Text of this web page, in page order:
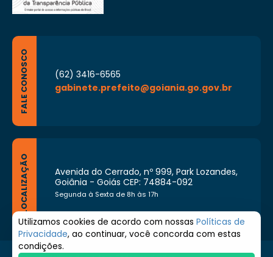
FALE CONOSCO
(62) 3416-6565
gabinete.prefeito@goiania.go.gov.br
LOCALIZAÇÃO
Avenida do Cerrado, nº 999, Park Lozandes,
Goiânia - Goiás CEP: 74884-092
Segunda à Sexta de 8h às 17h
Utilizamos cookies de acordo com nossas Políticas de
Privacidade, ao continuar, você concorda com estas
condições.